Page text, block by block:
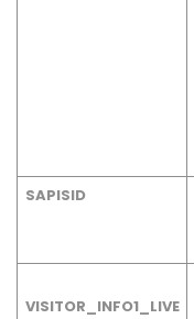
SAPISID
VISITOR_INFO1_LIVE